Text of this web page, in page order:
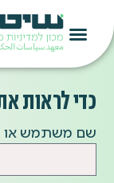
כדי לראות
שם משתמש או